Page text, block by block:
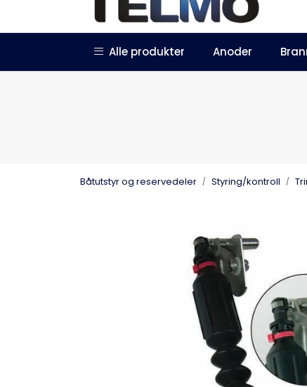
Trustpilot | Forhandlersøknad |
Alle produkter Anoder
Båtutstyr og reservedeler Styring/kontroll